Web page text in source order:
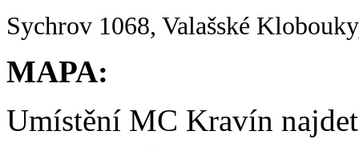
Sychrov 1068, Valašské
MAPA:
Umístění MC Kravín